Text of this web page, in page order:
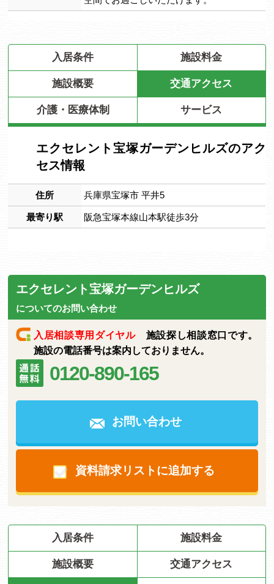
入居条件 施設料金
施設概要 交通アクセス
介護・医療体制 サービス
エクセレント宝塚ガーデンヒルズのアク
セス情報
住所 兵庫県宝塚市 平井5
最寄り駅 阪急宝塚本線山本駅徒歩3分
エクセレント宝塚ガーデンヒルズ
についてのお問い合わせ
入居相談専用ダイヤル施設探し相談窓口です。
施設の電話番号は案内しておりません。
0120-890-165
お問い合わせ
資料請求リストに追加する
入居条件 施設料金
施設概要 交通アクセス